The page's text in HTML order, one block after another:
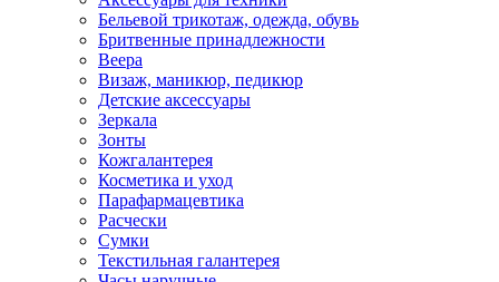
Бельевой трикотаж, одежда, обувь
Бритвенные принадлежности
Веера
Визаж, маникюр, педикюр
Детские аксессуары
Зеркала
Зонты
Кожгалантерея
Косметика и уход
Парафармацевтика
Расчески
Сумки
Текстильная галантерея